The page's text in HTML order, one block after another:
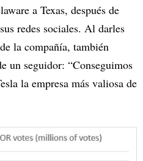
a Texas, después de
redes sociales. Al darles
la compañía, también
un seguidor: “Conseguimos
la empresa más valiosa de